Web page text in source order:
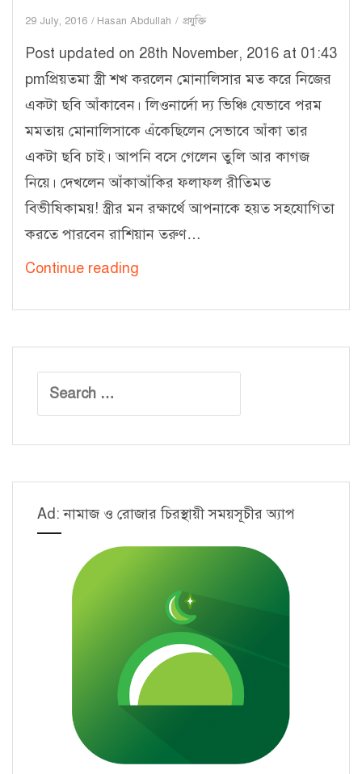
29 July, 2016 Hasan Abdullah প্রযুক্তি
Post updated on 28th November, 2016 at 01:43
pmপ্রিয়তমা স্ত্রী শখ করলেন মোনালিসার মত করে নিজের
একটা ছবি আঁকাবেন। লিওনার্দো দ্য ভিঞ্চি যেভাবে পরম
মমতায় মোনালিসাকে এঁকেছিলেন সেভাবে আঁকা তার
একটা ছবি চাই। আপনি বসে গেলেন তুলি আর কাগজ
নিয়ে। দেখলেন আঁকাআঁকির ফলাফল রীতিমত
বিভীষিকাময়! স্ত্রীর মন রক্ষার্থে আপনাকে হয়ত সহযোগিতা
করতে পারবেন রাশিয়ান তরুণ…
Continue reading
ও
নিউরাল
প্রয়োগ
for:
Ad: নামাজ ও রোজার চিরস্থায়ী সময়সূচীর অ্যাপ